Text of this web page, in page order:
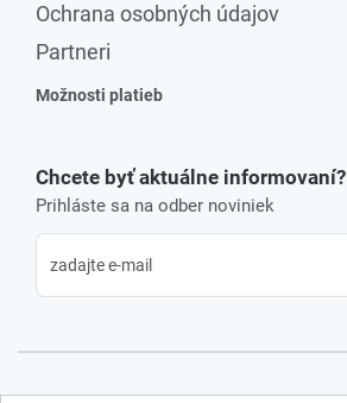
Ochrana osobných údajov
Partneri
Možnosti platieb
Chcete byť aktuálne informovaní?
Prihláste sa na odber noviniek